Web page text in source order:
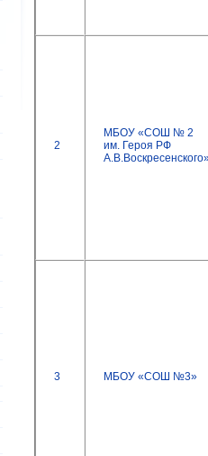
2
МБОУ «СОШ № 2
им. Героя РФ
3 МБОУ «СОШ №3»